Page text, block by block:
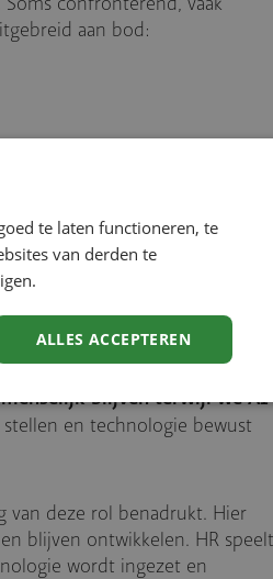
aan bod:
werk er beter van wordt voor
ontstaat ruimte voor wat
menselijk blijven terwijl we AI
en technologie bewust
van deze rol benadrukt. Hier
blijven ontwikkelen. HR speelt
wordt ingezet en
te laten functioneren, te
van derden te
ALLES ACCEPTEREN